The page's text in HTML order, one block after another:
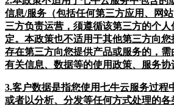
信息/服务（包括任何第三方应用、网
三方负责运营，须遵循该第三方的个
定。本政策也不适用于其他第三方向
存在第三方向您提供产品或服务的，
有关信息、数据等的使用政策、服务协
3.客户数据是指您使用七牛云服务过程
或者以分析、分发等任何方式处理的